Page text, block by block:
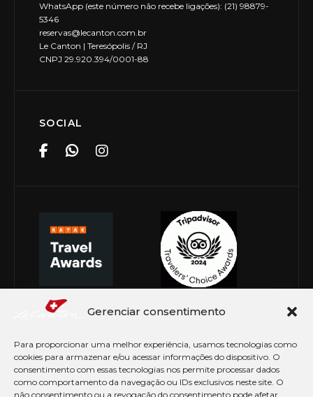
Gerenciar consentimento
Para proporcionar uma melhor experiência, usamos tecnologias como
cookies para armazenar e/ou acessar informações do dispositivo. O
consentimento com essas tecnologias nos permite processar dados
como comportamento da navegação ou IDs exclusivos neste site. O
não consentimento ou a revogação do consentimento pode afetar
WhatsApp (este número não recebe ligações): (21) 98879-
5346
reservas@lecanton.com.br
Le Canton | Teresópolis / RJ
CNPJ 29.920.394/0001-88
SOCIAL